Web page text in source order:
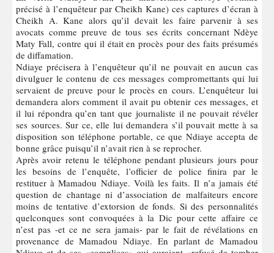
précisé à l’enquêteur par Cheikh Kane) ces captures d’écran à
Cheikh A. Kane alors qu’il devait les faire parvenir à ses
avocats comme preuve de tous ses écrits concernant Ndèye
Maty Fall, contre qui il était en procès pour des faits présumés
de diffamation.
Ndiaye précisera à l’enquêteur qu’il ne pouvait en aucun cas
divulguer le contenu de ces messages compromettants qui lui
servaient de preuve pour le procès en cours. L’enquêteur lui
demandera alors comment il avait pu obtenir ces messages, et
il lui répondra qu’en tant que journaliste il ne pouvait révéler
ses sources. Sur ce, elle lui demandera s’il pouvait mette à sa
disposition son téléphone portable, ce que Ndiaye accepta de
bonne grâce puisqu’il n’avait rien à se reprocher.
Après avoir retenu le téléphone pendant plusieurs jours pour
les besoins de l’enquête, l’officier de police finira par le
restituer à Mamadou Ndiaye. Voilà les faits. Il n’a jamais été
question de chantage ni d’association de malfaiteurs encore
moins de tentative d’extorsion de fonds. Si des personnalités
quelconques sont convoquées à la Dic pour cette affaire ce
n’est pas -et ce ne sera jamais- par le fait de révélations en
provenance de Mamadou Ndiaye. En parlant de Mamadou